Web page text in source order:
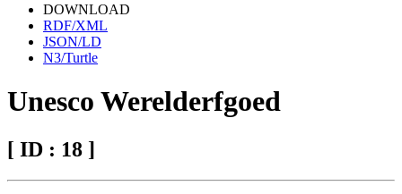
DOWNLOAD
RDF/XML
JSON/LD
N3/Turtle
Unesco Werelderfgoed
[ ID : 18 ]